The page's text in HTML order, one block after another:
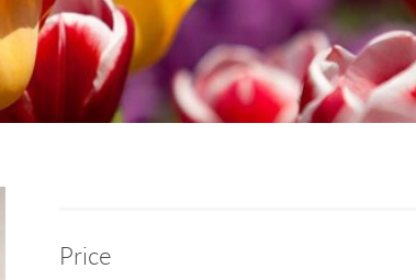
Price